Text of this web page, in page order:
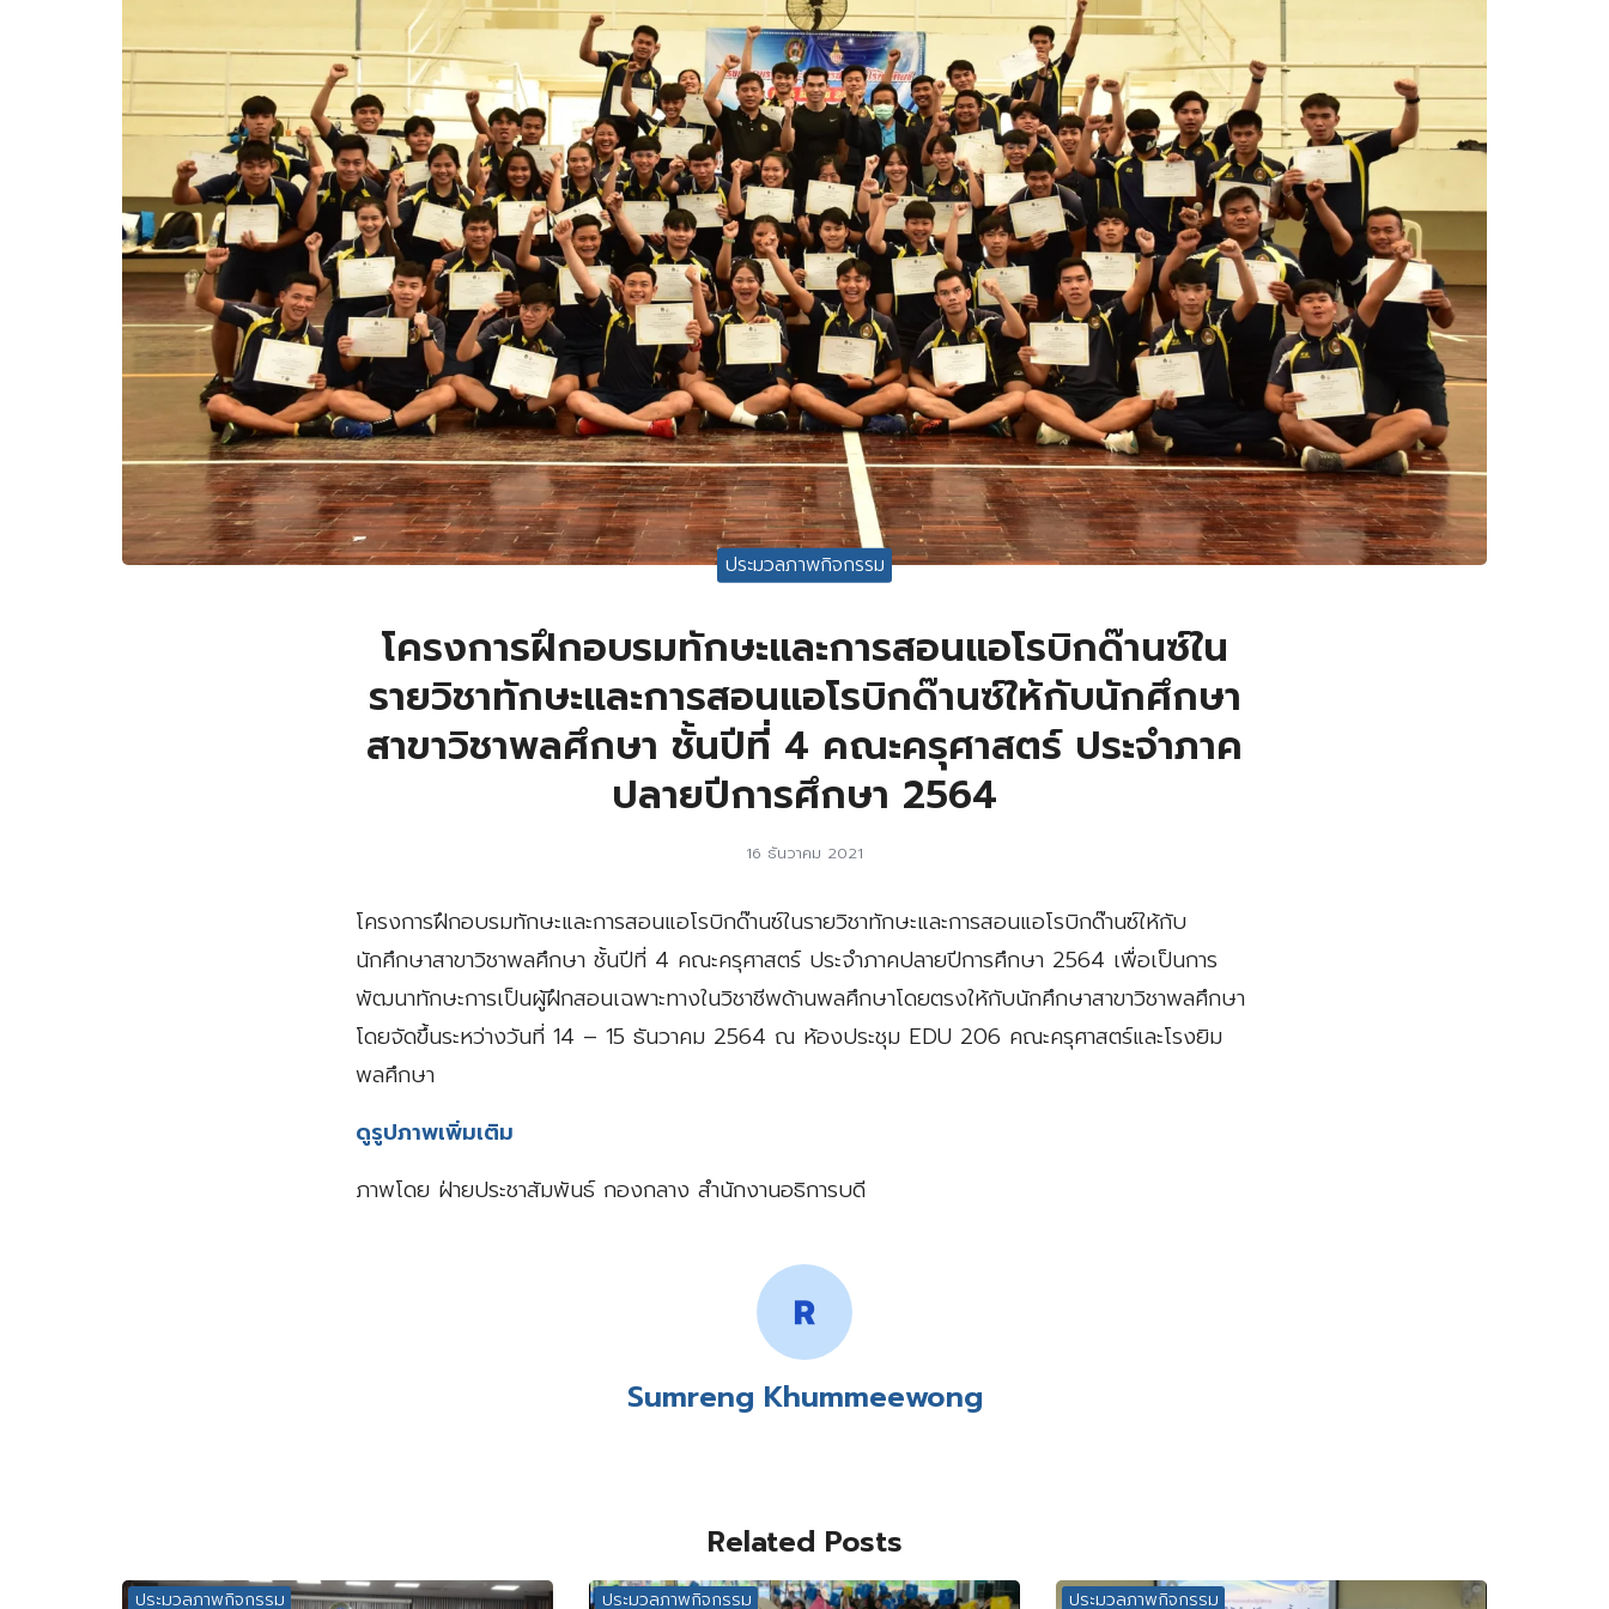
ประมวลภาพกิจกรรม
โครงการฝึกอบรมทักษะและการสอนแอโรบิกด๊านซ์ใน
รายวิชาทักษะและการสอนแอโรบิกด๊านซ์ให้กับนักศึกษา
สาขาวิชาพลศึกษา ชั้นปีที่ 4 คณะครุศาสตร์ ประจำภาค
ปลายปีการศึกษา 2564
16 ธันวาคม 2021
โครงการฝึกอบรมทักษะและการสอนแอโรบิกด๊านซ์ในรายวิชาทักษะและการสอนแอโรบิกด๊านซ์ให้กับ
นักศึกษาสาขาวิชาพลศึกษา ชั้นปีที่ 4 คณะครุศาสตร์ ประจำภาคปลายปีการศึกษา 2564 เพื่อเป็นการ
พัฒนาทักษะการเป็นผู้ฝึกสอนเฉพาะทางในวิชาชีพด้านพลศึกษาโดยตรงให้กับนักศึกษาสาขาวิชาพลศึกษา
โดยจัดขึ้นระหว่างวันที่ 14 – 15 ธันวาคม 2564 ณ ห้องประชุม EDU 206 คณะครุศาสตร์และโรงยิม
พลศึกษา
ดูรูปภาพเพิ่มเติม
ภาพโดย ฝ่ายประชาสัมพันธ์ กองกลาง สำนักงานอธิการบดี
Sumreng Khummeewong
Related Posts
ประมวลภาพกิจกรรม ประมวลภาพกิจกรรม ประมวลภาพกิจกรรม